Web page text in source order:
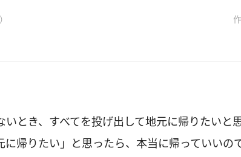
とき、すべてを投げ出して地元に帰りたいと
帰りたい」と思ったら、本当に帰っていいの